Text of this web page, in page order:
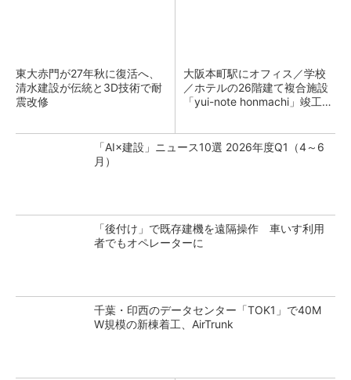
東大赤門が27年秋に復活へ、
清水建設が伝統と3D技術で耐
震改修
大阪本町駅にオフィス／学校
／ホテルの26階建て複合施設
「yui-note honmachi」竣工、
「AI×建設」ニュース10選 2026年度Q1（4～6
月）
「後付け」で既存建機を遠隔操作 車いす利用
者でもオペレーターに
千葉・印西のデータセンター「TOK1」で40M
W規模の新棟着工、AirTrunk